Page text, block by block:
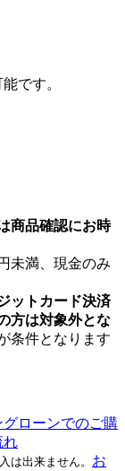
です。
商品確認にお時
未満、現金のみ
ットカード決済
方は対象外とな
条件となります
グローンでのご購
れ
は出来ません。 お